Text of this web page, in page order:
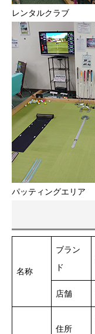
レンタルクラブ
パッティングエリア
名称
ブラン
ド
店舗
住所